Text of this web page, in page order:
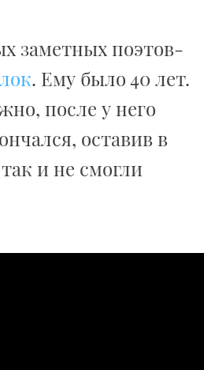
заметных поэтов-
. Ему было 40 лет.
после у него
оставив в
и не смогли